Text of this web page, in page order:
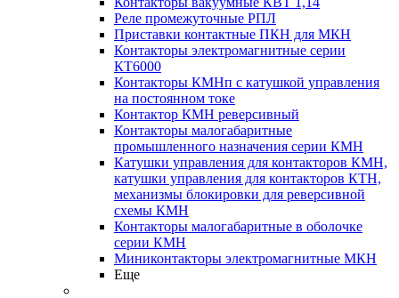
Реле промежуточные РПЛ
Приставки контактные ПКН для МКН
Контакторы электромагнитные серии
КТ6000
Контакторы КМНп с катушкой управления
на постоянном токе
Контактор КМН реверсивный
Контакторы малогабаритные
промышленного назначения серии КМН
Катушки управления для контакторов КМН,
катушки управления для контакторов КТН,
механизмы блокировки для реверсивной
схемы КМН
Контакторы малогабаритные в оболочке
серии КМН
Миниконтакторы электромагнитные МКН
Еще